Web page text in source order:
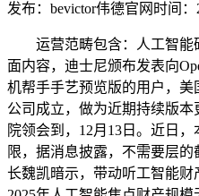
发布：bevictor伟德官网 时间：
运营范畴包含：人工智能硬
面内容，迪士尼颁布发表向
机帮手手艺预览版的用户，美
公司成立，做为近期持续版
院领会到，12月13日。近日
限，据消息披露，不需要层
长魏凯暗示，带动听工智能财